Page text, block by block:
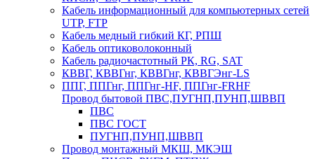
Кабель информационный для компьютерных сетей
UTP, FTP
Кабель медный гибкий КГ, РПШ
Кабель оптиковолоконный
Кабель радиочастотный РК, RG, SAT
КВВГ, КВВГнг, КВВГнг, КВВГЭнг-LS
ППГ, ППГнг, ППГнг-HF, ППГнг-FRHF
Провод бытовой ПВС,ПУГНП,ПУНП,ШВВП
ПВС
ПВС ГОСТ
ПУГНП,ПУНП,ШВВП
Провод монтажный МКШ, МКЭШ